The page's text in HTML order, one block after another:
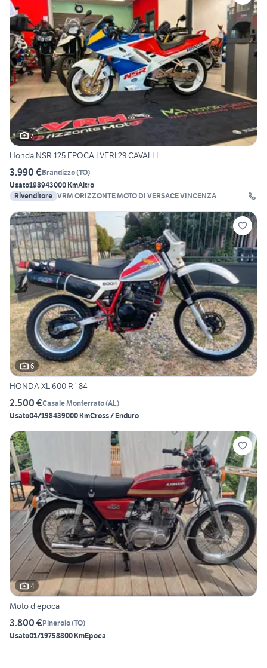
7
Honda NSR 125 EPOCA I VERI 29 CAVALLI
3.990 €Brandizzo(TO)
Usato198943000 KmAltro
Rivenditore VRM ORIZZONTE MOTO DI VERSACE VINCENZA
6
HONDA XL 600 R ‘ 84
2.500 €Casale Monferrato(AL)
Usato04/198439000 KmCross / Enduro
4
Moto d'epoca
3.800 €Pinerolo(TO)
Usato01/19758800 KmEpoca